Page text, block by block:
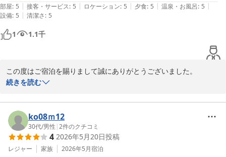
北条海岸が富士見百景の1つで、
富士山と夕日を部屋から眺められました。
漁船も渡っていて、めちゃんこ綺麗な景色でした。
めちゃんこおいしかったです。
美味しすぎて
大浴場も広くてゆっくり過ごせて
すっきりできました。
浴衣もアメニティも豊富で
部屋: 5 | 接客・サービス: 5 | ロケーション: 5 | 夕食: 5 | 温泉・お風呂: 5 |
設備: 5 | 清潔さ: 5
1 1.1千
この度はご宿泊を賜りまして誠にありがとうございました。
また、全てにおいてにご満足いただけましたようでお褒めのお言葉
機会がございましたら又お越しくださいませ。
たてやま鏡ヶ浦温泉 館山シーサイドホテル
2026-06-04
続きを読む
ko08ｍ12
30代/男性 |2件のクチコミ
4 2026年5月20日投稿
レジャー 家族 2026年5月宿泊